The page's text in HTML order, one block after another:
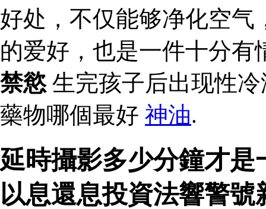
好处，不仅能够净化空气
的爱好，也是一件十分
禁慾生完孩子后出现性
藥物哪個最好 神油.
延時攝影多少分鐘才
以息還息投資法響警